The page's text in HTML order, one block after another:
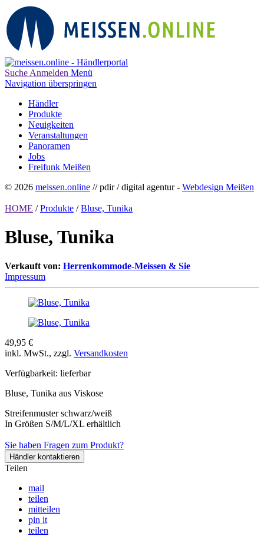
Suche Anmelden Menü
Navigation überspringen
Händler
Produkte
Neuigkeiten
Veranstaltungen
Panoramen
Jobs
Freifunk Meißen
© 2026 meissen.online // pdir / digital agentur - Webdesign Meißen
HOME / Produkte / Bluse, Tunika
Bluse, Tunika
Verkauft von: Herrenkommode-Meissen & Sie
Impressum
49,95 €
inkl. MwSt., zzgl. Versandkosten
Verfügbarkeit: lieferbar
Bluse, Tunika aus Viskose
Streifenmuster schwarz/weiß
In Größen S/M/L/XL erhältlich
Sie haben Fragen zum Produkt?
Händler kontaktieren
Teilen
mail
teilen
mitteilen
pin it
teilen